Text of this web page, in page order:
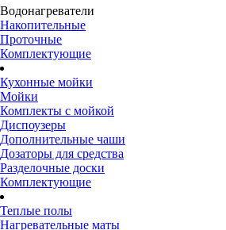
Водонагреватели
Накопительные
Проточные
Комплектующие
Кухонные мойки
Мойки
Комплекты с мойкой
Диспоузеры
Дополнительные чаши
Дозаторы для средства
Разделочные доски
Комплектующие
Теплые полы
Нагревательные маты